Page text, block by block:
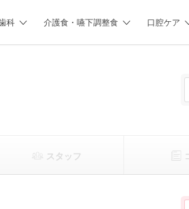
科 介護食・嚥下調整食 口腔ケア
スタッフ